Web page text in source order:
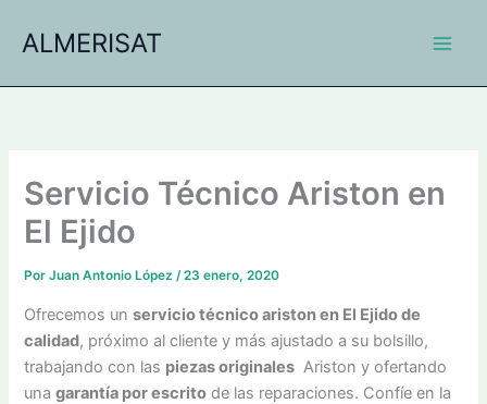
ALMERISAT
Servicio Técnico Ariston en
El Ejido
PorJuan Antonio López/23 enero, 2020
Ofrecemos unservicio técnico ariston en El Ejido de
calidad, próximo al cliente y más ajustado a su bolsillo,
trabajando con las piezas originales Ariston y ofertando
unagarantía por escrito de las reparaciones. Confíe en la